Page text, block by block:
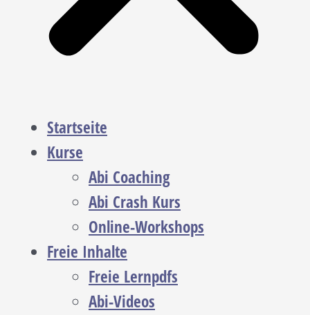
Startseite
Kurse
Abi Coaching
Abi Crash Kurs
Online-Workshops
Freie Inhalte
Freie Lernpdfs
Abi-Videos